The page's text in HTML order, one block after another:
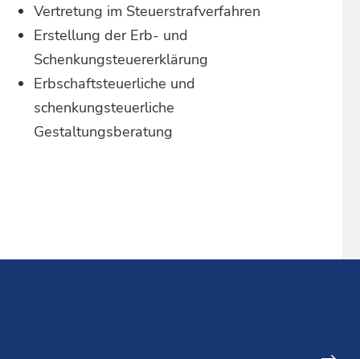
Vertretung im Steuerstrafverfahren
Erstellung der Erb- und
Schenkungsteuererklärung
Erbschaftsteuerliche und
schenkungsteuerliche
Gestaltungsberatung